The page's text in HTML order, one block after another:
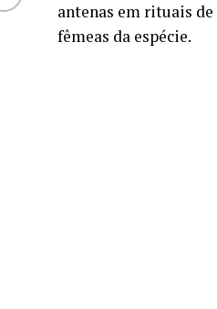
antenas em rituais
fêmeas da espécie.